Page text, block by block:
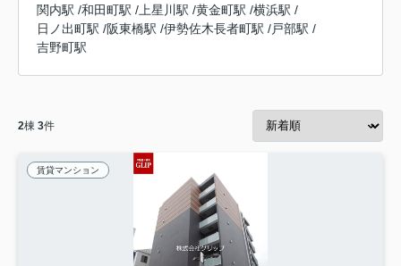
関内駅 /和田町駅 / 上星川駅 /黄金町駅 /横浜駅 /
日ノ出町駅 /阪東橋駅 /伊勢佐木長者町駅 /戸部駅 /
吉野町駅
2棟 3件
賃貸マンション